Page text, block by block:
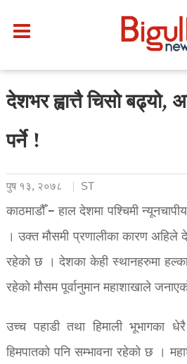
देशभर ह्वात्तै चिसो बढ्यो,
पर्ने !
पुष १३, २०७८ ST
काठमाडौँ – हाल देशमा पश्चिमी
। उक्त मौसमी प्रणालीका कारण अहिले
रहेको छ । देशका केही स्थानहरुमा
रहेको मौसम पूर्वानुमान महाशाखाले
उच्च पहाडी तथा हिमाली भूभागका
हिमपातको पनि सम्भावना रहेको छ ।